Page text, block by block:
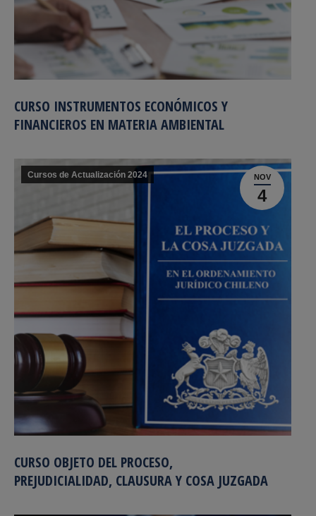
CURSO INSTRUMENTOS ECONÓMICOS Y
FINANCIEROS EN MATERIA AMBIENTAL
NOV
4
Cursos de Actualización 2024
CURSO OBJETO DEL PROCESO,
PREJUDICIALIDAD, CLAUSURA Y COSA JUZGADA